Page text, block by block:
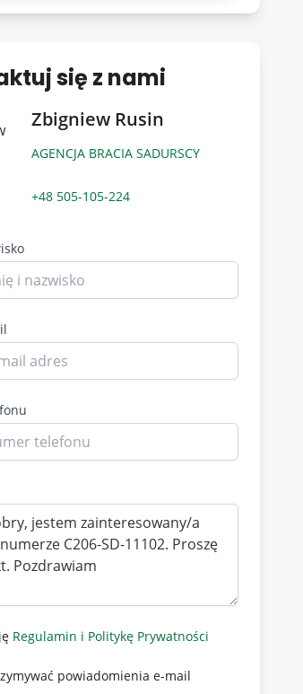
się z nami
Zbigniew Rusin
AGENCJA BRACIA SADURSCY
+48 505-105-224
Regulamin i Politykę Prywatności
powiadomienia e-mail